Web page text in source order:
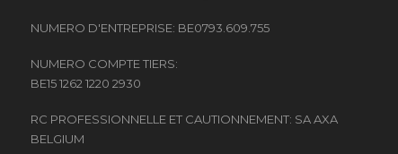
NUMERO D'ENTREPRISE: BE0793.609.755
NUMERO COMPTE TIERS:
BE15 1262 1220 2930
RC PROFESSIONNELLE ET CAUTIONNEMENT: SA AXA
BELGIUM